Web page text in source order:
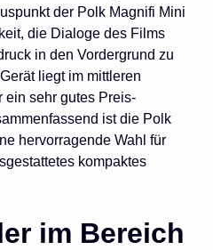
der Polk Magnifi Mini
die Dialoge des Films
in den Vordergrund zu
liegt im mittleren
ein sehr gutes Preis-
ist die Polk
hervorragende Wahl für
kompaktes
im Bereich